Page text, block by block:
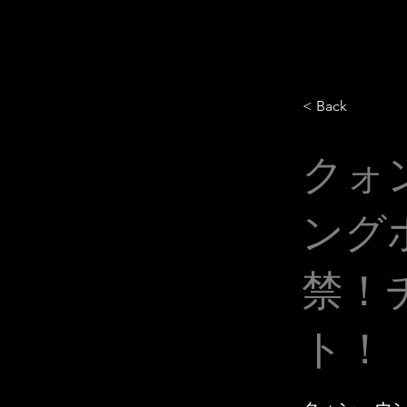
< Back
クォ
ング
禁！
ト！